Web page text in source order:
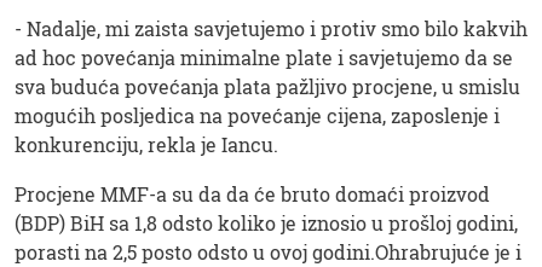
- Nadalje, mi zaista savjetujemo i protiv smo bilo kakvih
ad hoc povećanja minimalne plate i savjetujemo da se
sva buduća povećanja plata pažljivo procjene, u smislu
mogućih posljedica na povećanje cijena, zaposlenje i
konkurenciju, rekla je Iancu.
Procjene MMF-a su da da će bruto domaći proizvod
(BDP) BiH sa 1,8 odsto koliko je iznosio u prošloj godini,
porasti na 2,5 posto odsto u ovoj godini.Ohrabrujuće je i